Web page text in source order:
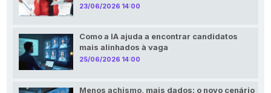
23/06/2026 14:00
Como a IA ajuda a encontrar candidatos
mais alinhados à vaga
25/06/2026 14:00
Menos achismo, mais dados: o novo cenário